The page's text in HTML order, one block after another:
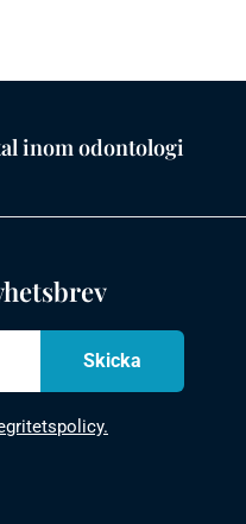
inom odontologi